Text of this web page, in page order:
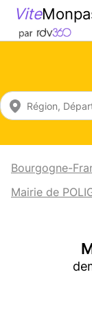
Vite
Bourgogne-
Mairie de